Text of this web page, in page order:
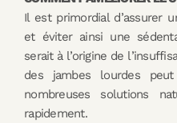
Il est primordial d’assurer
et éviter ainsi une
serait à l’origine de
des jambes lourdes
nombreuses solutions
rapidement.